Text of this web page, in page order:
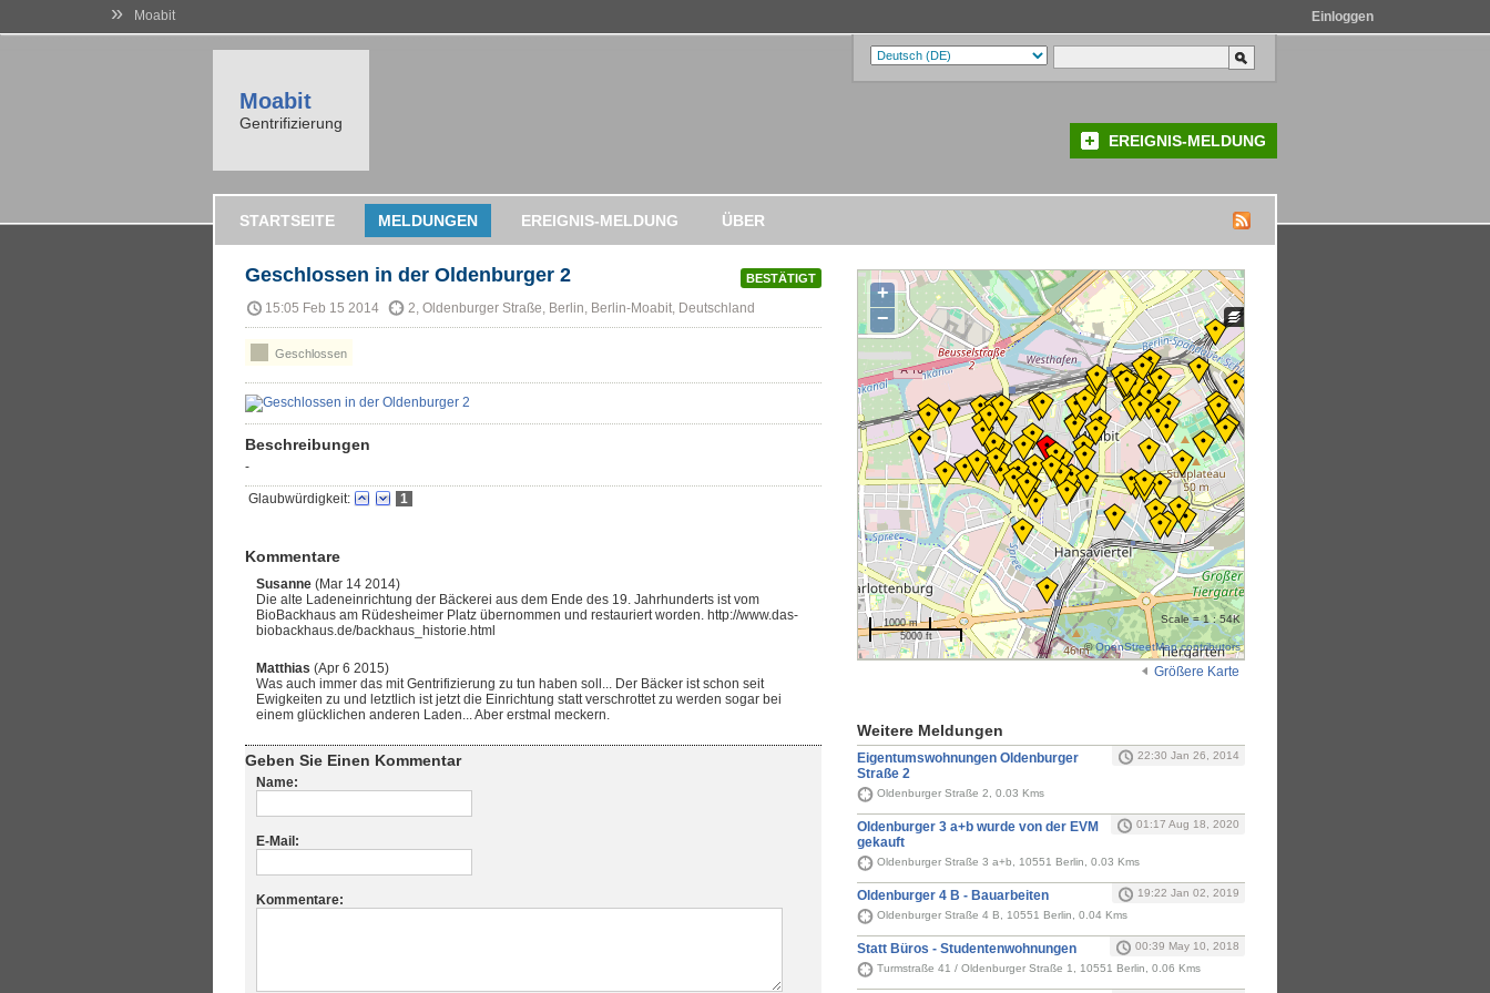
» Moabit Einloggen
Moabit
Gentrifizierung
EREIGNIS-MELDUNG
STARTSEITE MELDUNGEN EREIGNIS-MELDUNG ÜBER
BESTÄTIGT
Geschlossen in der Oldenburger 2
15:05 Feb 15 2014 2, Oldenburger Straße, Berlin, Berlin-Moabit, Deutschland
Geschlossen
Beschreibungen
-
Glaubwürdigkeit: 1
Kommentare
Susanne (Mar 14 2014)
Die alte Ladeneinrichtung der Bäckerei aus dem Ende des 19. Jahrhunderts ist vom
BioBackhaus am Rüdesheimer Platz übernommen und restauriert worden. http://www.das-
biobackhaus.de/backhaus_historie.html
Matthias (Apr 6 2015)
Was auch immer das mit Gentrifizierung zu tun haben soll... Der Bäcker ist schon seit
Ewigkeiten zu und letztlich ist jetzt die Einrichtung statt verschrottet zu werden sogar bei
einem glücklichen anderen Laden... Aber erstmal meckern.
Geben Sie Einen Kommentar
Name:
E-Mail:
Kommentare:
+
−
1000 m
5000 ft
Scale = 1 : 54K
©OpenStreetMap contributors
Größere Karte
Weitere Meldungen
Eigentumswohnungen Oldenburger
Straße 2
22:30 Jan 26, 2014
Oldenburger Straße 2, 0.03 Kms
Oldenburger 3 a+b wurde von der EVM
gekauft
01:17 Aug 18, 2020
Oldenburger Straße 3 a+b, 10551 Berlin, 0.03 Kms
Oldenburger 4 B - Bauarbeiten
19:22 Jan 02, 2019
Oldenburger Straße 4 B, 10551 Berlin, 0.04 Kms
Statt Büros - Studentenwohnungen
00:39 May 10, 2018
Turmstraße 41 / Oldenburger Straße 1, 10551 Berlin, 0.06 Kms